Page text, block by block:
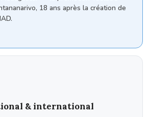
18 ans après la création de
& international